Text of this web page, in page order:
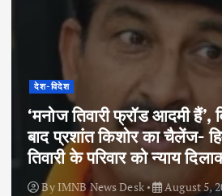
देश-विदेश
‘मनोज तिवारी फ्रॉड आदमी
बाद प्रशांत किशोर का चैलेंज-
तिवारी के परिवार को न्याय
By IMNB News Desk August 5,